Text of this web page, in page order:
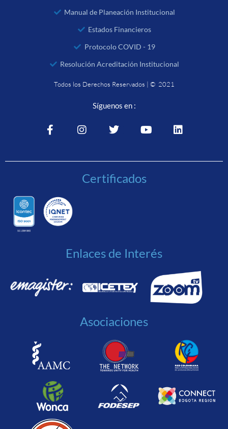
Manual de Planeación Institucional
Estados Financieros
Protocolo COVID - 19
Resolución Acreditación Institucional
Todos los Derechos Reservados | © 2021
Síguenos en :
Certificados
Enlaces de Interés
Asociaciones